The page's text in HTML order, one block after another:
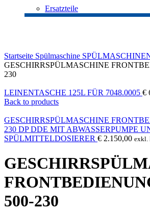
Ersatzteile
Startseite Spülmaschine
GESCHIRRSPÜLMASCHINE
230
LEINENTASCHE 125L FÜR 7048.0005 €
Back to products
GESCHIRRSPÜLMASCHINE
230 DP DDE MIT ABWASSERPUMPE
SPÜLMITTELDOSIERER € 2.150,00 exkl.
500-230